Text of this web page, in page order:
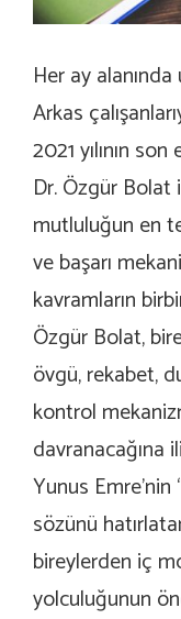
Her ay
Arkas
2021 yılının
Dr. Özgür Bolat
mutluluğun en
ve başarı
kavramların
Özgür Bolat,
övgü, rekabet,
kontrol
davranacağına
Yunus
sözünü
bireylerden iç
yolculuğunun